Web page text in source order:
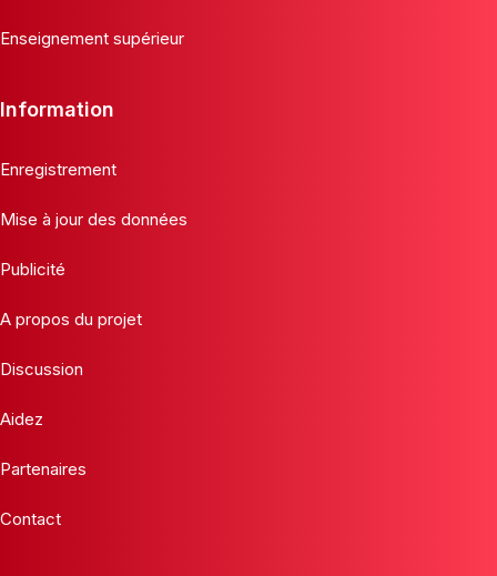
Enseignement supérieur
Information
Enregistrement
Mise à jour des données
Publicité
A propos du projet
Discussion
Aidez
Partenaires
Contact